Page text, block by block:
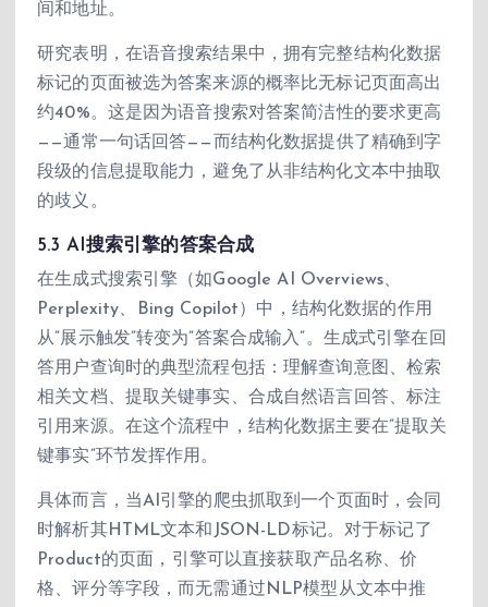
间和地址。
研究表明，在语音搜索结果中，拥有完整结构化数据
标记的页面被选为答案来源的概率比无标记页面高出
约40%。这是因为语音搜索对答案简洁性的要求更高
——通常一句话回答——而结构化数据提供了精确到字
段级的信息提取能力，避免了从非结构化文本中抽取
的歧义。
5.3 AI搜索引擎的答案合成
在生成式搜索引擎（如Google AI Overviews、
Perplexity、Bing Copilot）中，结构化数据的作用
从”展示触发”转变为”答案合成输入”。生成式引擎在回
答用户查询时的典型流程包括：理解查询意图、检索
相关文档、提取关键事实、合成自然语言回答、标注
引用来源。在这个流程中，结构化数据主要在”提取关
键事实”环节发挥作用。
具体而言，当AI引擎的爬虫抓取到一个页面时，会同
时解析其HTML文本和JSON-LD标记。对于标记了
Product的页面，引擎可以直接获取产品名称、价
格、评分等字段，而无需通过NLP模型从文本中推